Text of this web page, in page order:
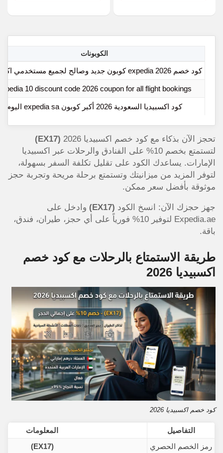
الكوبونات
كود خصم expedia 2026 كوبون جديد وصالح لجميع مستخدمي اكسبيديا
10 discount code 2026 coupon for all flight bookings
كود اكسبيديا السعودية 2026 أكبر كوبون expedia sa اليوم
تحجز الآن بذكاء مع كود خصم اكسبيديا 2026
(EX17)
لتستمتع بخصم 10% على الفنادق والرحلات عبر اكسبيديا
الإمارات. يساعدك الكود على تقليل تكلفة السفر بسهولة،
لتوفر المزيد من ميزانيتك وتستمتع برحلة مريحة وتجربة حجز
موثوقة بأفضل سعر ممكن.
جهز حجزك الآن: انسخ الكود (EX17)
وادخل على
Expedia.ae لتوفير 10% فورياً على أي حجز، طيران، فندق،
باقة.
طريقة الاستمتاع بالرحلات مع كود خصم
اكسبيديا 2026
كود خصم اكسبيديا 2026
التفاصيل
المعلومات
رمز الخصم الحصري
(EX17)